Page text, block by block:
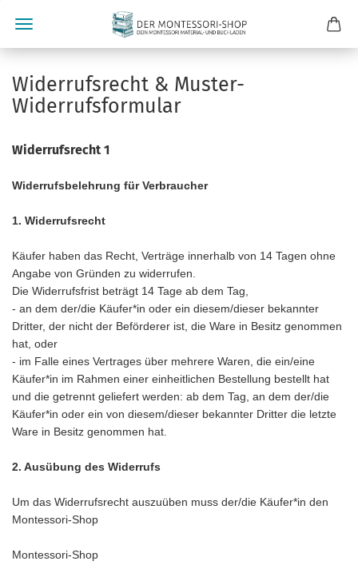
Widerrufsrecht & Muster-
Widerrufsformular
Widerrufsrecht 1
Widerrufsbelehrung für Verbraucher
1. Widerrufsrecht
Käufer haben das Recht, Verträge innerhalb von 14 Tagen ohne
Angabe von Gründen zu widerrufen.
Die Widerrufsfrist beträgt 14 Tage ab dem Tag,
- an dem der/die Käufer*in oder ein diesem/dieser bekannter
Dritter, der nicht der Beförderer ist, die Ware in Besitz genommen
hat, oder
- im Falle eines Vertrages über mehrere Waren, die ein/eine
Käufer*in im Rahmen einer einheitlichen Bestellung bestellt hat
und die getrennt geliefert werden: ab dem Tag, an dem der/die
Käufer*in oder ein von diesem/dieser bekannter Dritter die letzte
Ware in Besitz genommen hat.
2. Ausübung des Widerrufs
Um das Widerrufsrecht auszuüben muss der/die Käufer*in den
Montessori-Shop
Montessori-Shop